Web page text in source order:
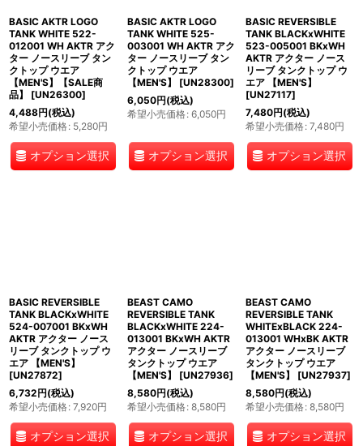
BASIC AKTR LOGO
TANK WHITE 522-
012001 WH AKTR アク
ター ノースリーブ タン
クトップ ウエア
【MEN'S】【SALE商
品】
[UN26300]
4,488円(税込)
希望小売価格: 5,280円
オプション選択
BASIC AKTR LOGO
TANK WHITE 525-
003001 WH AKTR アク
ター ノースリーブ タン
クトップ ウエア
【MEN'S】
[UN28300]
6,050円(税込)
希望小売価格: 6,050円
オプション選択
BASIC REVERSIBLE
TANK BLACKxWHITE
523-005001 BKxWH
AKTR アクター ノース
リーブ タンクトップ ウ
エア 【MEN'S】
[UN27117]
7,480円(税込)
希望小売価格: 7,480円
オプション選択
BASIC REVERSIBLE
TANK BLACKxWHITE
524-007001 BKxWH
AKTR アクター ノース
リーブ タンクトップ ウ
エア 【MEN'S】
[UN27872]
6,732円(税込)
希望小売価格: 7,920円
オプション選択
BEAST CAMO
REVERSIBLE TANK
BLACKxWHITE 224-
013001 BKxWH AKTR
アクター ノースリーブ
タンクトップ ウエア
【MEN'S】
[UN27936]
8,580円(税込)
希望小売価格: 8,580円
オプション選択
BEAST CAMO
REVERSIBLE TANK
WHITExBLACK 224-
013001 WHxBK AKTR
アクター ノースリーブ
タンクトップ ウエア
【MEN'S】
[UN27937]
8,580円(税込)
希望小売価格: 8,580円
オプション選択